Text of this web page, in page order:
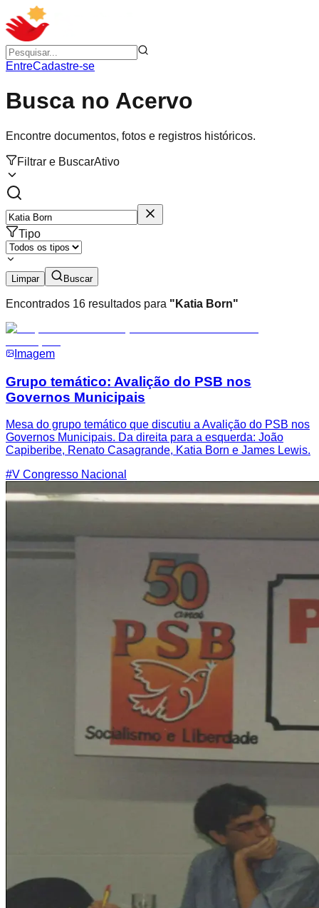
EntreCadastre-se
Busca no Acervo
Encontre documentos, fotos e registros históricos.
Filtrar e BuscarAtivo
Tipo
Limpar Buscar
Encontrados 16 resultados para " Katia Born"
Imagem
Grupo temático: Avalição do PSB nos
Governos Municipais
Mesa do grupo temático que discutiu a Avalição do PSB nos
Governos Municipais. Da direita para a esquerda: João
Capiberibe, Renato Casagrande, Katia Born e James Lewis.
#V Congresso Nacional